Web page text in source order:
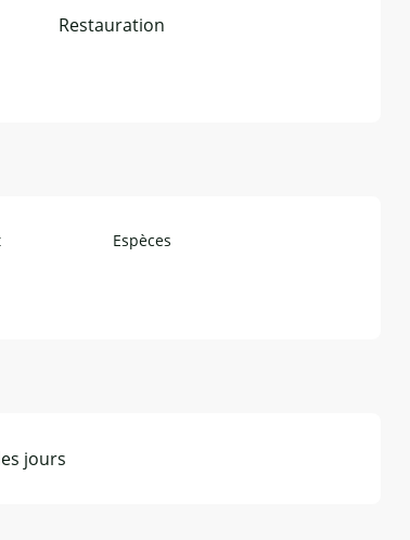
Restauration
Espèces
jours